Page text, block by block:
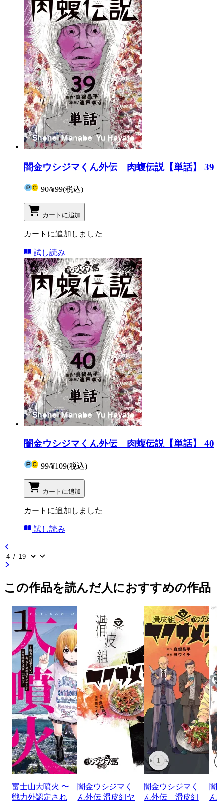
闇金ウシジマくん外伝 肉蝮伝説【単話】 39
90/¥99(税込)
カートに追加
カートに追加しました
試し読み
闇金ウシジマくん外伝 肉蝮伝説【単話】 40
99/¥109(税込)
カートに追加
カートに追加しました
試し読み
この作品を読んだ人におすすめの作品
富士山大噴火 〜
戦力外認定され
闇金ウシジマく
ん外伝 滑皮組ヤ
闇金ウシジマく
ん外伝 滑皮組
闇
ん